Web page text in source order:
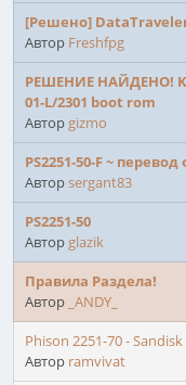
[Решено] DataTraveler
Автор Freshfpg
РЕШЕНИЕ НАЙДЕНО!
01-L/2301 boot rom
Автор gizmo
PS2251-50-F ~
Авторsergant83
PS2251-50
Автор glazik
Правила Раздела!
Автор _ANDY_
Phison 2251-70 -
Автор ramvivat